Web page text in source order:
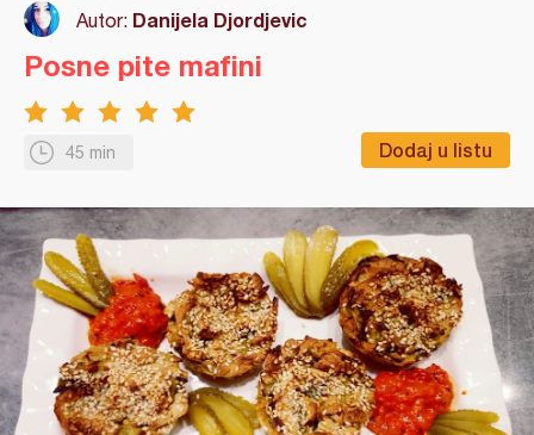
Autor: Danijela Djordjevic
45 min Dodaj u listu
Posne pite mafini